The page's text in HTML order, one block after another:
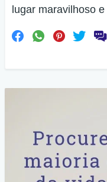
lugar maravilhoso